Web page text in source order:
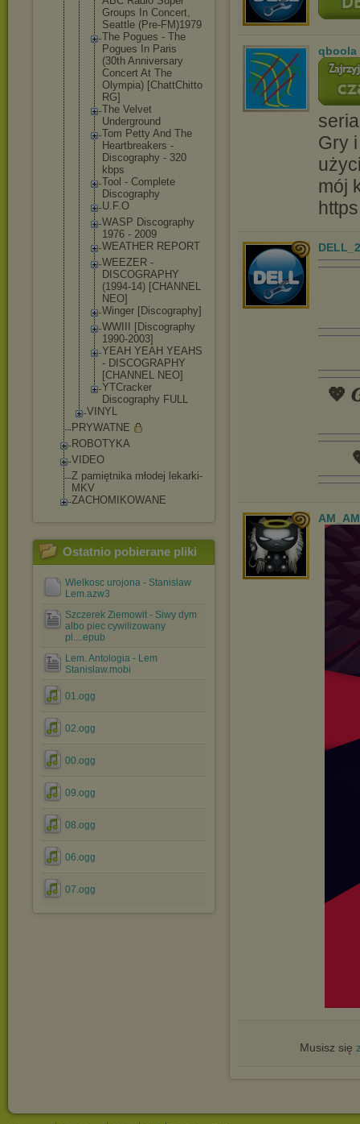
Groups In Concert,
Seattle (Pre-FM)1979
The Pogues - The
Pogues In Paris
(30th Anniversary
Concert At The
Olympia) [ChattChitto
RG]
The Velvet
Underground
Tom Petty And The
Heartbreakers -
Discography - 320
kbps
Tool - Complete
Discography
U.F.O
WASP Discography
1976 - 2009
WEATHER REPORT
WEEZER -
DISCOGRAPHY
(1994-14) [CHANNEL
NEO]
Winger [Discography]
WWIII [Discography
1990-2003]
YEAH YEAH YEAHS
- DISCOGRAPHY
[CHANNEL NEO]
YTCracker
Discography FULL
VINYL
PRYWATNE
ROBOTYKA
VIDEO
Z pamiętnika młodej lekarki-
MKV
ZACHOMIKOWANE
Ostatnio pobierane pliki
Wielkosc urojona - Stanislaw
Lem.azw3
Szczerek Ziemowit - Siwy dym
albo piec cywilizowany
pl....epub
Lem. Antologia - Lem
Stanislaw.mobi
01.ogg
02.ogg
00.ogg
09.ogg
08.ogg
06.ogg
07.ogg
qboola
Gry
mój
💖
AM_AM
Musisz się